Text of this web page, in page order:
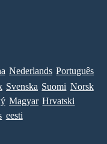
Nederlands Português
Svenska Suomi Norsk
Magyar Hrvatski
eesti